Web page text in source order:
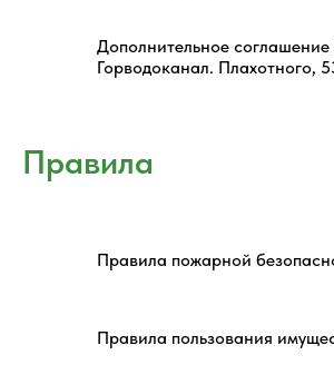
Дополнительное
Горводоканал. Плахотного,
Правила
Правила пожарной
Правила пользования